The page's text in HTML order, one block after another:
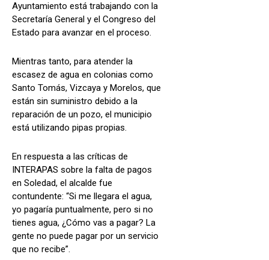
Ayuntamiento está trabajando con la
Secretaría General y el Congreso del
Estado para avanzar en el proceso.
Mientras tanto, para atender la
escasez de agua en colonias como
Santo Tomás, Vizcaya y Morelos, que
están sin suministro debido a la
reparación de un pozo, el municipio
está utilizando pipas propias.
En respuesta a las críticas de
INTERAPAS sobre la falta de pagos
en Soledad, el alcalde fue
contundente: “Si me llegara el agua,
yo pagaría puntualmente, pero si no
tienes agua, ¿Cómo vas a pagar? La
gente no puede pagar por un servicio
que no recibe”.